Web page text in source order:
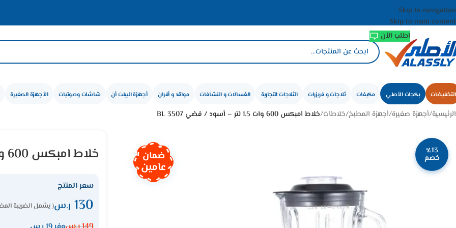
Skip to navigation
Skip to main content
اطلب الأن
التخفيضات بكجات الأصلي مكيفات ثلاجات و فريزرات الثلاجات التجارية الغسالات و النشافات مواقد و أفران أجهزة البيلت أن شاشات وصوتيات الأجهزة الصغيرة
الرئيسية/أجهزة صغيرة/أجهزة المطبخ/خلاطات/خلاط امبكس 600 وات 1.5 لتر – أسود / فضي BL 3507
٪13
خصم ضمان
عامين
خلاط امبكس 600 وات 1.5 لتر – أسود / فضي BL 3507
سعر المنتج
130 ر.س( يشمل الضريبة